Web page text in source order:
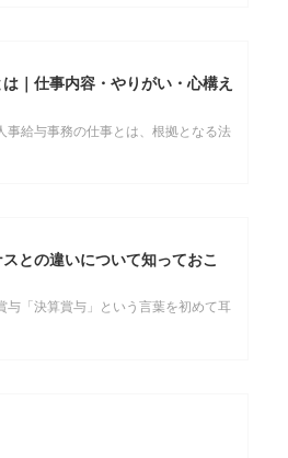
｜仕事内容・やりがい・心構え
事給与事務の仕事とは、根拠となる法
との違いについて知っておこ
与「決算賞与」という言葉を初めて耳